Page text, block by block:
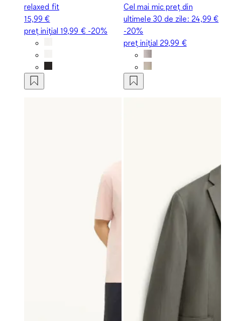
relaxed fit
15,99 €
preț inițial19,99 €-20%
Cel mai mic preț din
ultimele 30 de zile: 24,99 €
-20%
preț inițial 29,99 €